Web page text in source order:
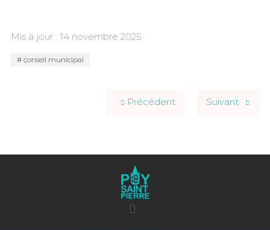
Mis à jour : 14 novembre 2025
conseil municipal
Précédent Suivant